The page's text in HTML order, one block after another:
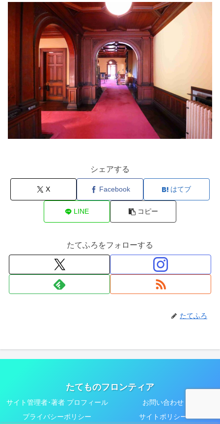
シェアする
X Facebook はてブ
LINE コピー
たてふろをフォローする
たてふろ
たてものフロンティア
サイト管理者･著者 プロフィール
お問い合わせ
プライバシーポリシー
サイトポリシー